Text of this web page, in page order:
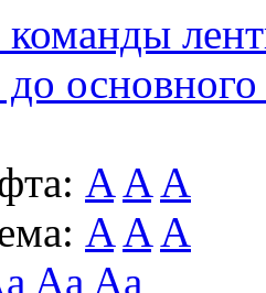
команды
основного
A A A
A A A
Aa Aa